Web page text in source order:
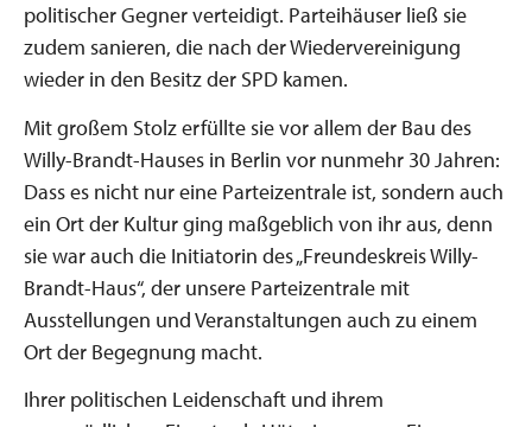
politischer Gegner verteidigt. Parteihäuser ließ sie
zudem sanieren, die nach der Wiedervereinigung
wieder in den Besitz der SPD kamen.
Mit großem Stolz erfüllte sie vor allem der Bau des
Willy-Brandt-Hauses in Berlin vor nunmehr 30 Jahren:
Dass es nicht nur eine Parteizentrale ist, sondern auch
ein Ort der Kultur ging maßgeblich von ihr aus, denn
sie war auch die Initiatorin des „Freundeskreis Willy-
Brandt-Haus“, der unsere Parteizentrale mit
Ausstellungen und Veranstaltungen auch zu einem
Ort der Begegnung macht.
Ihrer politischen Leidenschaft und ihrem